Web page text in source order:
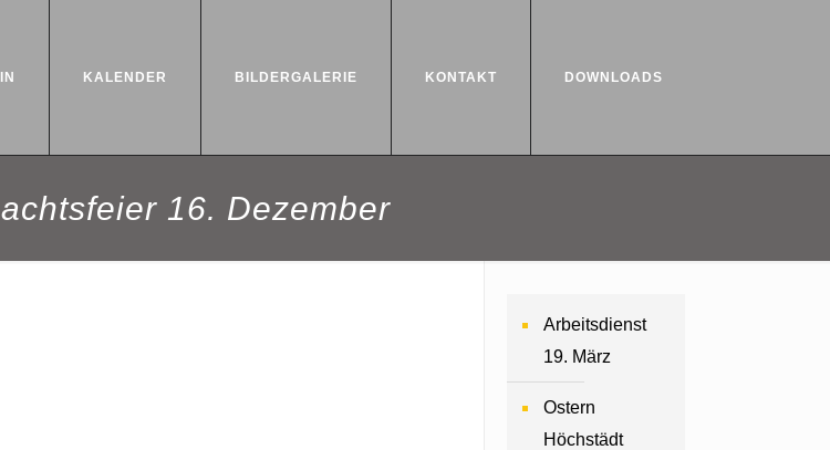
KALENDER BILDERGALERIE KONTAKT DOWNLOADS
16. Dezember
Arbeitsdienst
19. März
Ostern
Höchstädt